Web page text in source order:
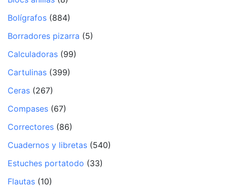
Bolígrafos (884)
Borradores pizarra (5)
Calculadoras (99)
Cartulinas (399)
Ceras (267)
Compases (67)
Correctores (86)
Cuadernos y libretas (540)
Estuches portatodo (33)
Flautas (10)